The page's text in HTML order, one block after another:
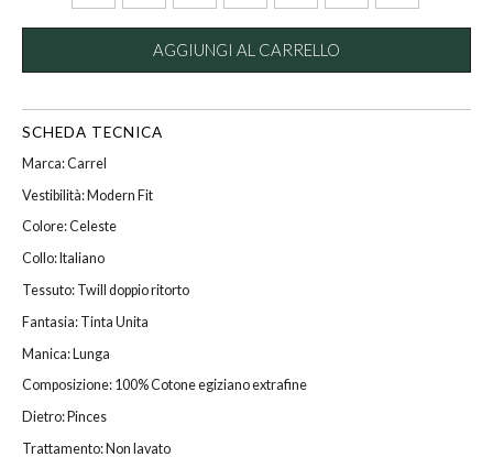
AGGIUNGI AL CARRELLO
SCHEDA TECNICA
Marca: Carrel
Vestibilità: Modern Fit
Colore: Celeste
Collo: Italiano
Tessuto: Twill doppio ritorto
Fantasia: Tinta Unita
Manica: Lunga
Composizione: 100% Cotone egiziano extrafine
Dietro: Pinces
Trattamento: Non lavato